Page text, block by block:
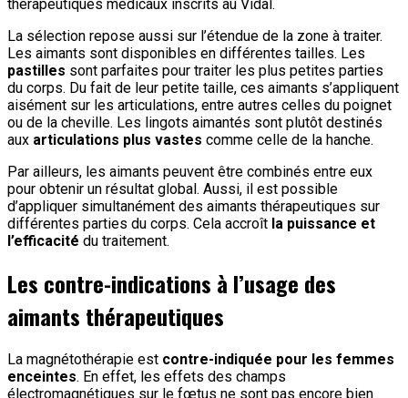
thérapeutiques médicaux inscrits au Vidal.
La sélection repose aussi sur l’étendue de la zone à traiter.
Les aimants sont disponibles en différentes tailles. Les
pastilles sont parfaites pour traiter les plus petites parties
du corps. Du fait de leur petite taille, ces aimants s’appliquent
aisément sur les articulations, entre autres celles du poignet
ou de la cheville. Les lingots aimantés sont plutôt destinés
aux articulations plus vastes comme celle de la hanche.
Par ailleurs, les aimants peuvent être combinés entre eux
pour obtenir un résultat global. Aussi, il est possible
d’appliquer simultanément des aimants thérapeutiques sur
différentes parties du corps. Cela accroît la puissance et
l’efficacité du traitement.
Les contre-indications à l’usage des
aimants thérapeutiques
La magnétothérapie est contre-indiquée pour les femmes
enceintes. En effet, les effets des champs
électromagnétiques sur le fœtus ne sont pas encore bien